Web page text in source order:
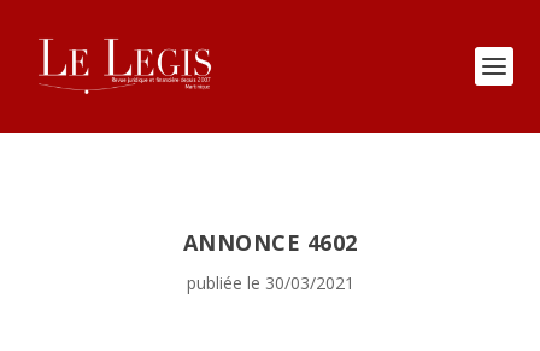
ANNONCE 4602
publiée le 30/03/2021